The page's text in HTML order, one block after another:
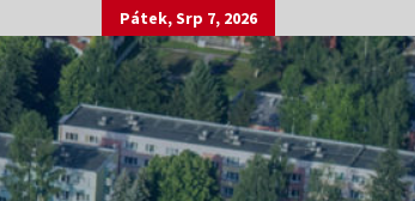
Pátek, Srp 7, 2026